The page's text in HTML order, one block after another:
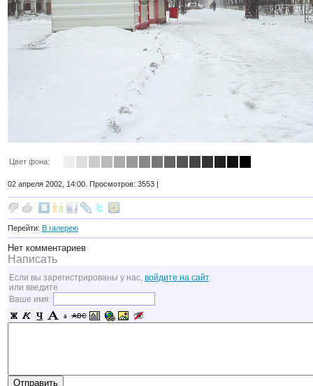
Цвет фона:
02 апреля 2002, 14:00. Просмотров: 3553 |
Перейти: В галерею
Нет комментариев
Написать
Если вы зарегистрированы у нас, войдите на сайт.
или введите
Ваше имя: